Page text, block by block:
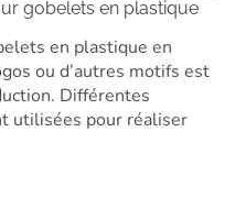
gobelets en plastique
en plastique en
ou d’autres motifs est
Différentes
utilisées pour réaliser